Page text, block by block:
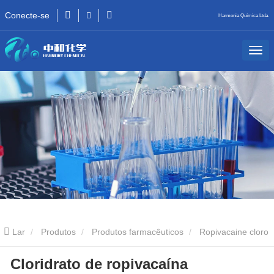
Conecte-se Harmonia Química Ltda.
Lar Produtos Produtos farmacêuticos Ropivacaine cloro
Cloridrato de ropivacaína